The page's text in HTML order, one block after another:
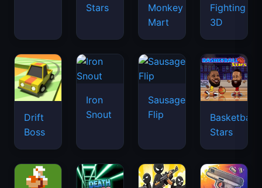
Stars
Monkey
Mart
Fighting
3D
Drift
Boss
Iron
Snout
Sausage
Flip
Basketball
Stars